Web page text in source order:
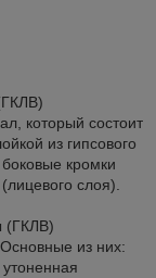
который состоит
из гипсового
кромки
слоя).
(ГКЛВ)
из них: